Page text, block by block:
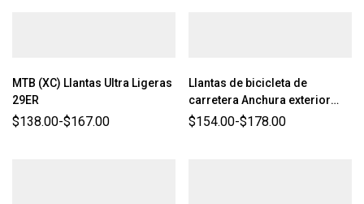
MTB (XC) Llantas Ultra Ligeras
29ER
$138.00-$167.00
Llantas de bicicleta de
carretera Anchura exterior
26mm
$154.00-$178.00